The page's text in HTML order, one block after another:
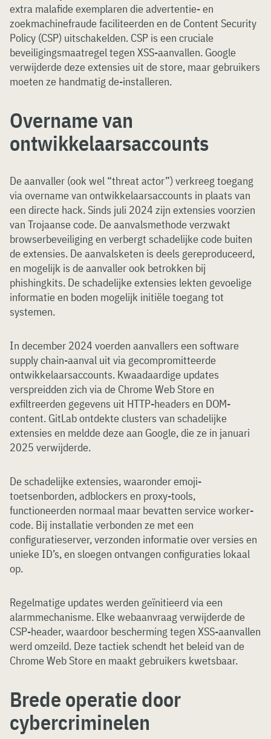
extra malafide exemplaren die advertentie- en
zoekmachinefraude faciliteerden en de Content Security
Policy (CSP) uitschakelden. CSP is een cruciale
beveiligingsmaatregel tegen XSS-aanvallen. Google
verwijderde deze extensies uit de store, maar gebruikers
moeten ze handmatig de-installeren.
Overname van
ontwikkelaarsaccounts
De aanvaller (ook wel “threat actor”) verkreeg toegang
via overname van ontwikkelaarsaccounts in plaats van
een directe hack. Sinds juli 2024 zijn extensies voorzien
van Trojaanse code. De aanvalsmethode verzwakt
browserbeveiliging en verbergt schadelijke code buiten
de extensies. De aanvalsketen is deels gereproduceerd,
en mogelijk is de aanvaller ook betrokken bij
phishingkits. De schadelijke extensies lekten gevoelige
informatie en boden mogelijk initiële toegang tot
systemen.
In december 2024 voerden aanvallers een software
supply chain-aanval uit via gecompromitteerde
ontwikkelaarsaccounts. Kwaadaardige updates
verspreidden zich via de Chrome Web Store en
exfiltreerden gegevens uit HTTP-headers en DOM-
content. GitLab ontdekte clusters van schadelijke
extensies en meldde deze aan Google, die ze in januari
2025 verwijderde.
De schadelijke extensies, waaronder emoji-
toetsenborden, adblockers en proxy-tools,
functioneerden normaal maar bevatten service worker-
code. Bij installatie verbonden ze met een
configuratieserver, verzonden informatie over versies en
unieke ID’s, en sloegen ontvangen configuraties lokaal
op.
Regelmatige updates werden geïnitieerd via een
alarmmechanisme. Elke webaanvraag verwijderde de
CSP-header, waardoor bescherming tegen XSS-aanvallen
werd omzeild. Deze tactiek schendt het beleid van de
Chrome Web Store en maakt gebruikers kwetsbaar.
Brede operatie door
cybercriminelen